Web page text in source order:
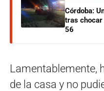
Córdoba:
tras chocar
56
Lamentablemente,
de la casa y no